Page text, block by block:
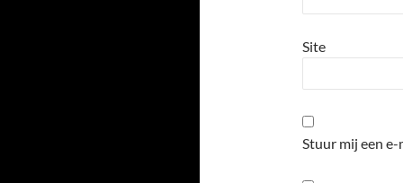
Site
Stuur mij een